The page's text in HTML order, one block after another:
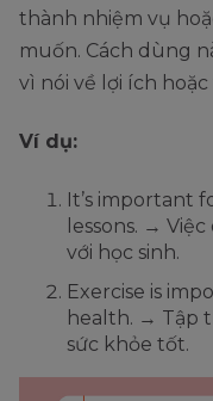
thành nhiệm vụ
muốn. Cách dùng
vì nói về lợi ích
Ví dụ:
It’s important
lessons. →
với học sinh.
Exercise is
health. → Tập
sức khỏe tốt.